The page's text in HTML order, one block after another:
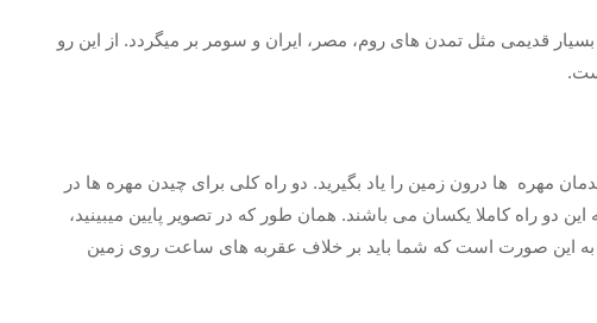
قدیمی مثل تمدن های روم، مصر، ایران و سومر بر میگردد. از این رو
مهره ها درون زمین را یاد بگیرید. دو راه کلی برای چیدن مهره ها در
دو راه کاملا یکسان می باشند. همان طور که در تصویر پایین میبینید،
این صورت است که شما باید بر خلاف عقربه های ساعت روی زمین